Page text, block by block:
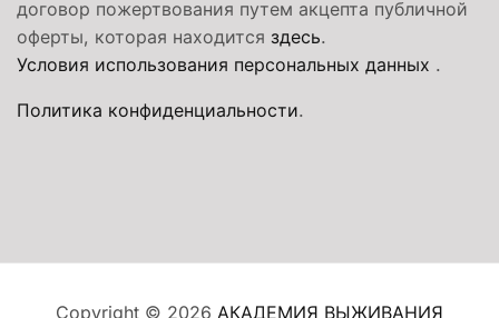
договор пожертвования путем акцепта публичной
оферты, которая находится здесь.
Условия использования персональных данных .
Политика конфиденциальности.
Copyright © 2026 АКАДЕМИЯ ВЫЖИВАНИЯ